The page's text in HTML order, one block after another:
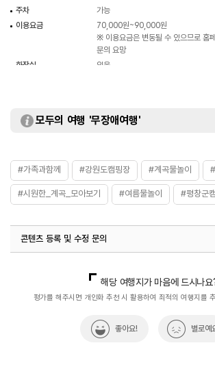
주차
가능
이용요금
70,000원~90,000원
※ 이용요금은 변동될 수 있으므로 홈
문의 요망
화장실
있음
모두의 여행 '무장애여행'
#가족과함께 #강원도캠핑장 #계곡물놀이
#시원한_계곡_모아보기 #여름물놀이 #평창군
콘텐츠 등록 및 수정 문의
해당 여행지가 마음에 드시나요
평가를 해주시면 개인화 추천 시 활용하여 최적의 여행지를
좋아요! 별로예